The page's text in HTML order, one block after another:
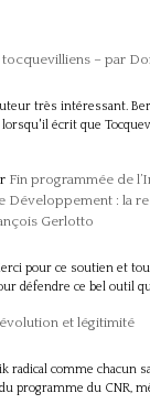
tocquevilliens – par
très intéressant.
écrit que
Fin programmée de
Développement : la
Gerlotto
pour ce soutien et
défendre ce bel outil
et légitimité
radical comme chacun
programme du CNR,